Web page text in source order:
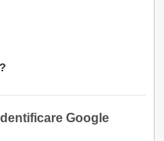
Google